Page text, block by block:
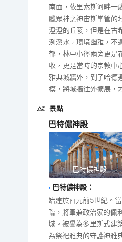
南面，依里索斯河畔一
臘眾神之神宙斯掌管的
澄澄的丘陵，但是在古
洌溪水，環境幽雅，不
郁，林中小徑兩旁更是
收，更是當時的宗教中
雅典城牆外，到了哈德
模，將城牆往外擴展，
景點
巴特儂神殿
巴特儂神殿
巴特儂神殿 ：
始建於西元前5世紀。
臨，將軍兼政治家的佩
城。被譽為多里斯式建
為祭祀雅典的守護神雅